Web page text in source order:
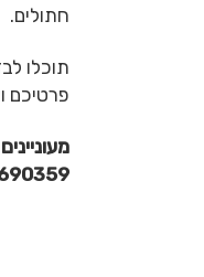
חתולים.
תוכלו
פרטיכם